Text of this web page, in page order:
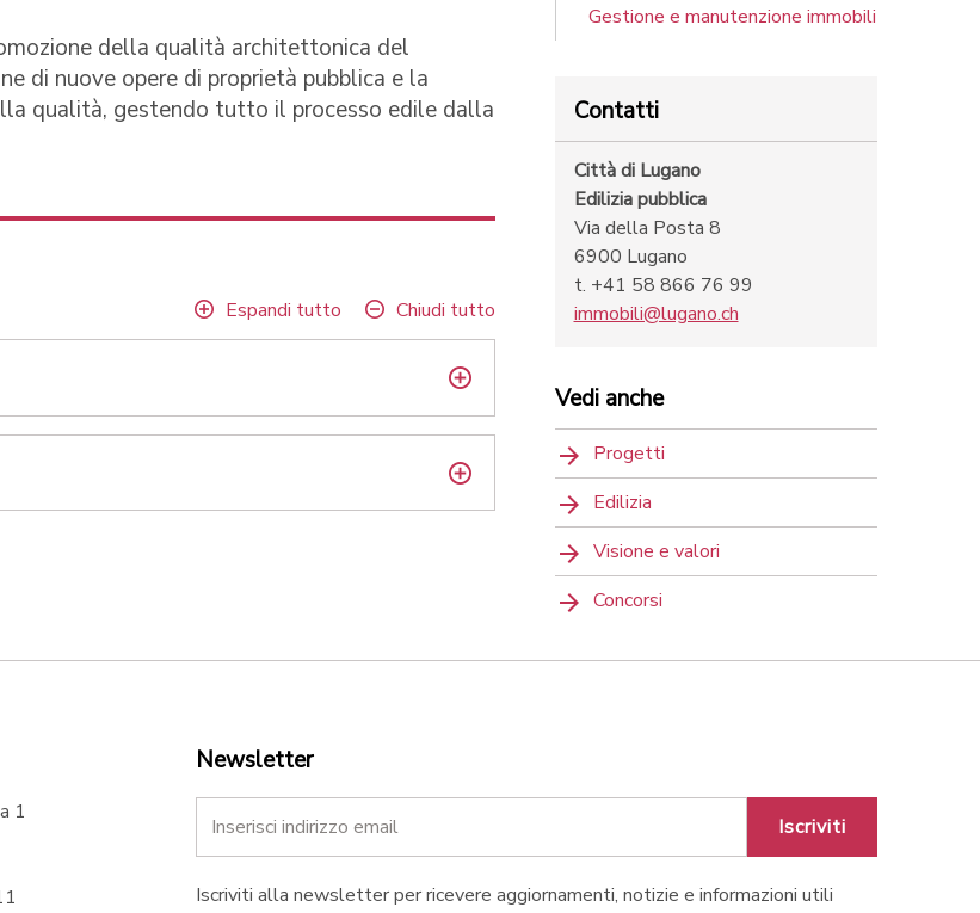
della qualità architettonica del
di nuove opere di proprietà pubblica e la
qualità, gestendo tutto il processo edile dalla
Espandi tutto Chiudi tutto
Gestione e manutenzione immobili
Contatti
Città di Lugano
Edilizia pubblica
Via della Posta 8
6900 Lugano
t. +41 58 866 76 99
immobili@lugano.ch
Vedi anche
Progetti
Edilizia
Visione e valori
Concorsi
1
Newsletter
Iscriviti
Iscriviti alla newsletter per ricevere aggiornamenti, notizie e informazioni utili